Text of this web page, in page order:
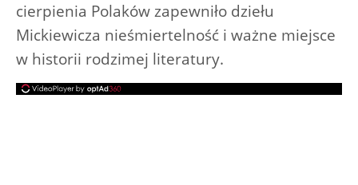
cierpienia Polaków zapewniło dziełu
Mickiewicza nieśmiertelność i ważne miejsce
w historii rodzimej literatury.